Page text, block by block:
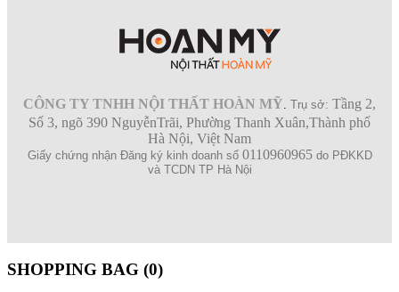
CÔNG TY TNHH NỘI THẤT HOÀN MỸ. Trụ sở: Tầng 2,
Số 3, ngõ 390 NguyễnTrãi, Phường Thanh Xuân,Thành phố
Hà Nội, Việt Nam
Giấy chứng nhận Đăng ký kinh doanh số 0110960965do PĐKKD
và TCDN TP Hà Nội
SHOPPING BAG (0)